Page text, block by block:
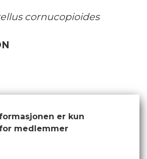
cornucopioides
er kun
medlemmer